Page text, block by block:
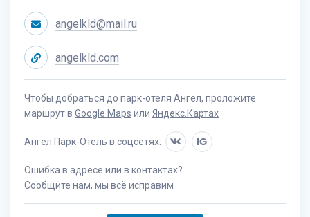
angelkld@mail.ru
angelkld.com
Чтобы добраться до парк-отеля Ангел, проложите
маршрут в Google Maps или Яндекс.Картах
Ангел Парк-Отель в соцсетях: IG
Ошибка в адресе или в контактах?
Сообщите нам, мы всё исправим